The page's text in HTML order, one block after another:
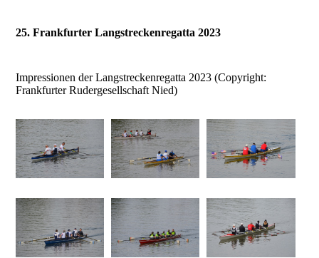
25. Frankfurter Langstreckenregatta 2023
Impressionen der Langstreckenregatta 2023 (Copyright:
Frankfurter Rudergesellschaft Nied)